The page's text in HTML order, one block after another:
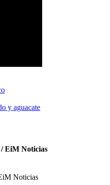
y aguacate
EiM Noticias
Noticias